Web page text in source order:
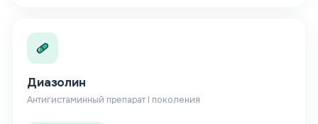
Диазолин
Антигистаминный препарат I поколения